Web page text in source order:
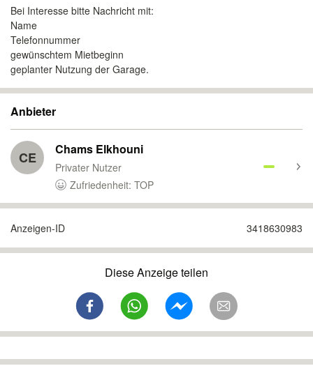
Bei Interesse bitte Nachricht mit:
Name
Telefonnummer
gewünschtem Mietbeginn
geplanter Nutzung der Garage.
Anbieter
CE Chams Elkhouni
Privater Nutzer
Zufriedenheit: TOP
Anzeigen-ID 3418630983
Diese Anzeige teilen